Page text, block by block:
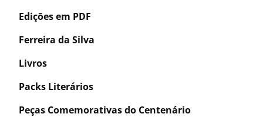
Edições em PDF
Ferreira da Silva
Livros
Packs Literários
Peças Comemorativas do Centenário